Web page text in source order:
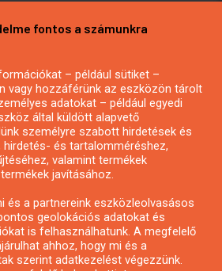
vagy hírlevél
fontos a számunkra
– például sütiket –
vagy hozzáférünk az eszközön tárolt
adatokat – például egyedi
által küldött alapvető
személyre szabott hirdetések és
és tartalomméréshez,
valamint termékek
javításához.
és a partnereink eszközleolvasásos
geolokációs adatokat és
is felhasználhatunk. A megfelelő
ahhoz, hogy mi és a
szerint adatkezelést végezzünk.